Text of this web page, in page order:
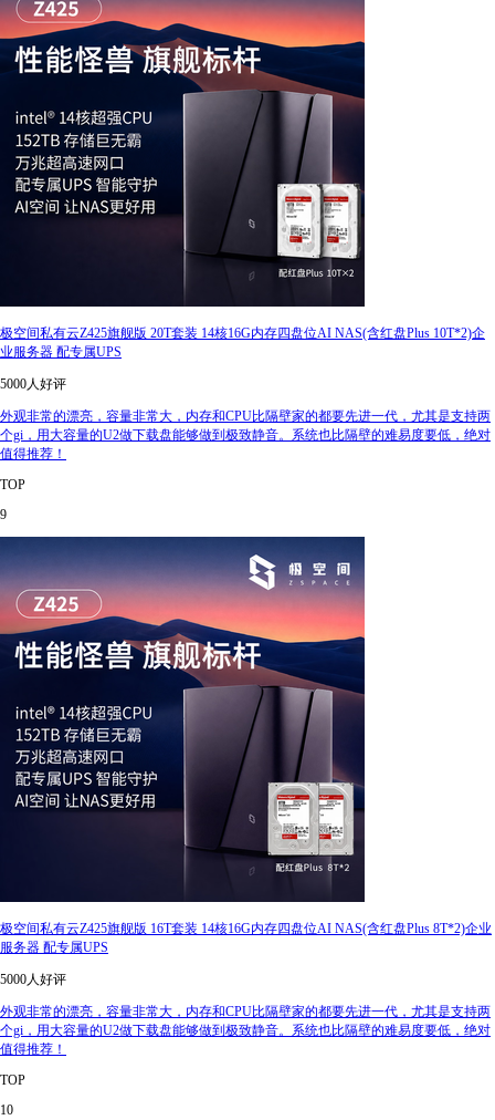
极空间私有云Z425旗舰版 20T套装 14核16G内存四盘位AI NAS(含红盘Plus 10T*2)企
业服务器 配专属UPS
5000人好评
外观非常的漂亮，容量非常大，内存和CPU比隔壁家的都要先进一代，尤其是支持两
个gi，用大容量的U2做下载盘能够做到极致静音。系统也比隔壁的难易度要低，绝对
值得推荐！
TOP
9
极空间私有云Z425旗舰版 16T套装 14核16G内存四盘位AI NAS(含红盘Plus 8T*2)企业
服务器 配专属UPS
5000人好评
外观非常的漂亮，容量非常大，内存和CPU比隔壁家的都要先进一代，尤其是支持两
个gi，用大容量的U2做下载盘能够做到极致静音。系统也比隔壁的难易度要低，绝对
值得推荐！
TOP
10